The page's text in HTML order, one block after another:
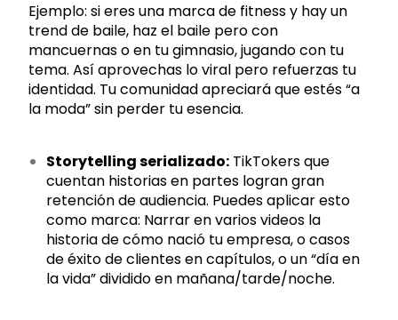
Ejemplo: si eres una marca de fitness y hay un
trend de baile, haz el baile pero con
mancuernas o en tu gimnasio, jugando con tu
tema. Así aprovechas lo viral pero refuerzas tu
identidad. Tu comunidad apreciará que estés “a
la moda” sin perder tu esencia.
Storytelling serializado: TikTokers que
cuentan historias en partes logran gran
retención de audiencia. Puedes aplicar esto
como marca: Narrar en varios videos la
historia de cómo nació tu empresa, o casos
de éxito de clientes en capítulos, o un “día en
la vida” dividido en mañana/tarde/noche.